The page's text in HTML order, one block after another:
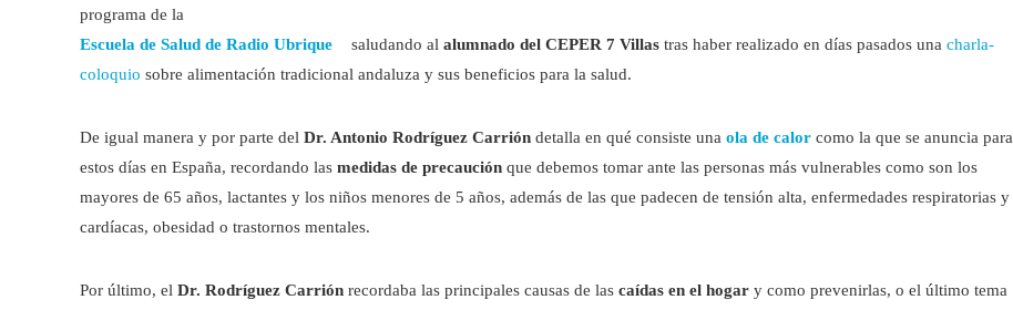
programa de la
Escuela de Salud de Radio Ubrique
saludando al alumnado del CEPER 7 Villas tras haber realizado en días pasados una charla-
coloquio sobre alimentación tradicional andaluza y sus beneficios para la salud.
De igual manera y por parte del Dr. Antonio Rodríguez Carrión detalla en qué consiste una ola de calor como la que se anuncia para
estos días en España, recordando las medidas de precaución que debemos tomar ante las personas más vulnerables como son los
mayores de 65 años, lactantes y los niños menores de 5 años, además de las que padecen de tensión alta, enfermedades respiratorias y
cardíacas, obesidad o trastornos mentales.
Por último, el Dr. Rodríguez Carrión recordaba las principales causas de las caídas en el hogar y como prevenirlas, o el último tema